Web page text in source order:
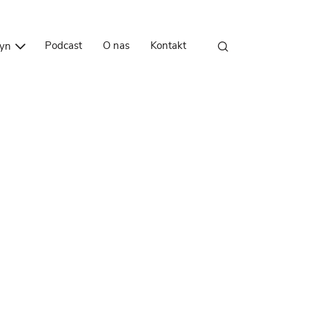
Podcast O nas Kontakt
Przejdź do treści